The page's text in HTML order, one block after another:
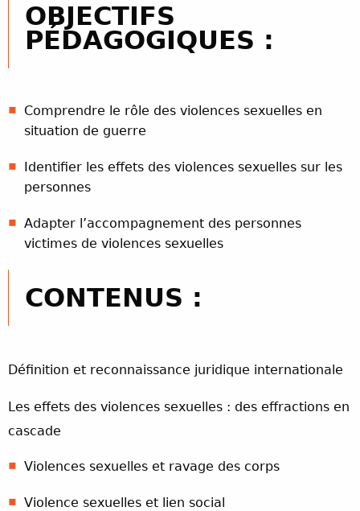
OBJECTIFS
PÉDAGOGIQUES :
Comprendre le rôle des violences sexuelles en
situation de guerre
Identifier les effets des violences sexuelles sur les
personnes
Adapter l’accompagnement des personnes
victimes de violences sexuelles
CONTENUS :
Définition et reconnaissance juridique internationale
Les effets des violences sexuelles : des effractions en
cascade
Violences sexuelles et ravage des corps
Violence sexuelles et lien social